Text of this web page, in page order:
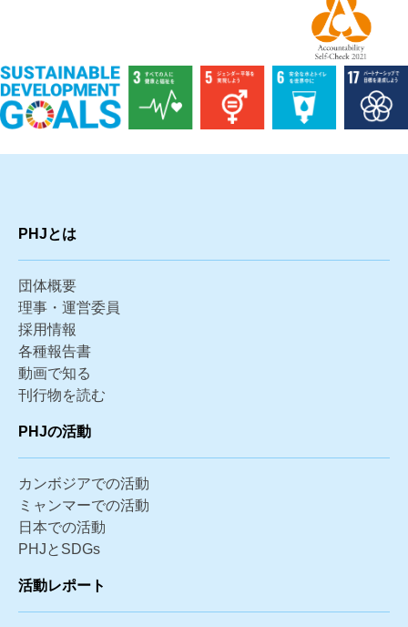
PHJとは
団体概要
理事・運営委員
採用情報
各種報告書
動画で知る
刊行物を読む
PHJの活動
カンボジアでの活動
ミャンマーでの活動
日本での活動
PHJとSDGs
活動レポート